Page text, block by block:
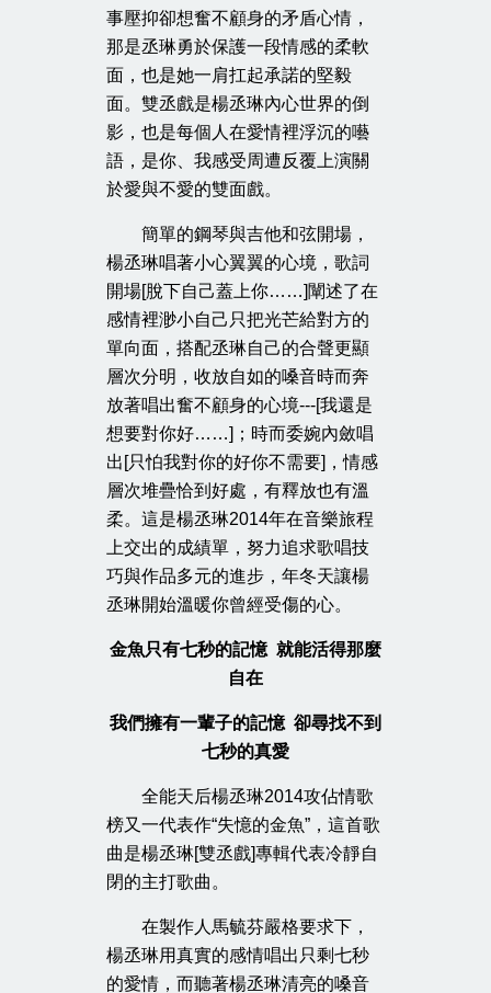
事壓抑卻想奮不顧身的矛盾心情，
那是丞琳勇於保護一段情感的柔軟
面，也是她一肩扛起承諾的堅毅
面。雙丞戲是楊丞琳內心世界的倒
影，也是每個人在愛情裡浮沉的囈
語，是你、我感受周遭反覆上演關
於愛與不愛的雙面戲。
簡單的鋼琴與吉他和弦開場，
楊丞琳唱著小心翼翼的心境，歌詞
開場[脫下自己蓋上你……]闡述了在
感情裡渺小自己只把光芒給對方的
單向面，搭配丞琳自己的合聲更顯
層次分明，收放自如的嗓音時而奔
放著唱出奮不顧身的心境---[我還是
想要對你好……]；時而委婉內斂唱
出[只怕我對你的好你不需要]，情感
層次堆疊恰到好處，有釋放也有溫
柔。這是楊丞琳2014年在音樂旅程
上交出的成績單，努力追求歌唱技
巧與作品多元的進步，年冬天讓楊
丞琳開始溫暖你曾經受傷的心。
金魚只有七秒的記憶 就能活得那麼
自在
我們擁有一輩子的記憶 卻尋找不到
七秒的真愛
全能天后楊丞琳2014攻佔情歌
榜又一代表作“失憶的金魚”，這首歌
曲是楊丞琳[雙丞戲]專輯代表冷靜自
閉的主打歌曲。
在製作人馬毓芬嚴格要求下，
楊丞琳用真實的感情唱出只剩七秒
的愛情，而聽著楊丞琳清亮的嗓音